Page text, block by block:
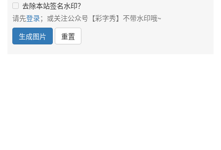
去除本站签名水印？
请先登录；或关注公众号【彩字秀】不带水印哦~
生成图片
重置